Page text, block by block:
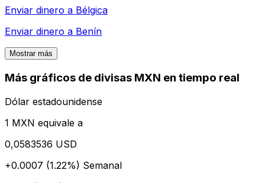
Enviar dinero a Bélgica
Enviar dinero a Benín
Mostrar más
Más gráficos de divisas MXN en tiempo real
Dólar estadounidense
1 MXN equivale a
0,0583536 USD
+0.0007 (1.22%) Semanal